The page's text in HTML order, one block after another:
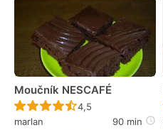
Moučník NESCAFÉ
Recept ještě nebyl
4,5
marlan
90 min